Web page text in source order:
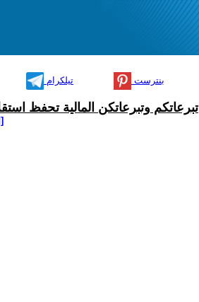
تيلكرام بنترست
تبرعاتكم وتبرعاتكن المالية تحفظ